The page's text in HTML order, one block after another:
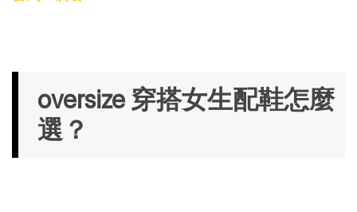
oversize 穿搭女生配鞋怎麼
選？